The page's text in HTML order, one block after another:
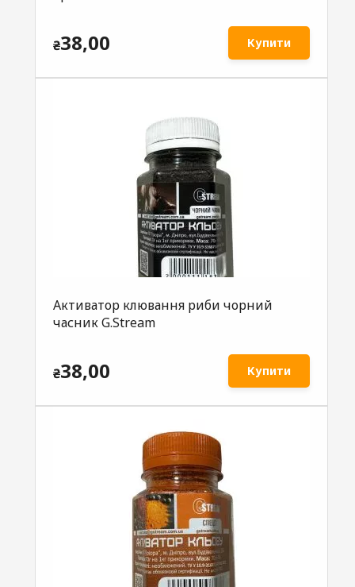
₴38,00 Купити
Активатор клювання риби чорний
часник G.Stream
₴38,00 Купити